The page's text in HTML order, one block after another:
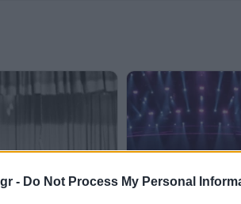
- Do Not Process My Personal